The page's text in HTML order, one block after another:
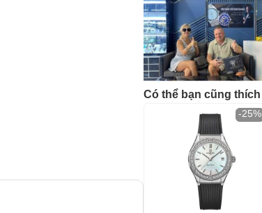
Có thể bạn cũng thích
-25%